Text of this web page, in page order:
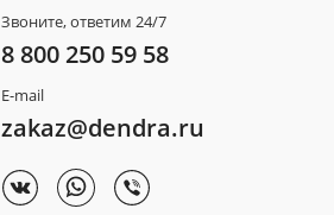
Звоните, ответим 24/7
8 800 250 59 58
E-mail
zakaz@dendra.ru